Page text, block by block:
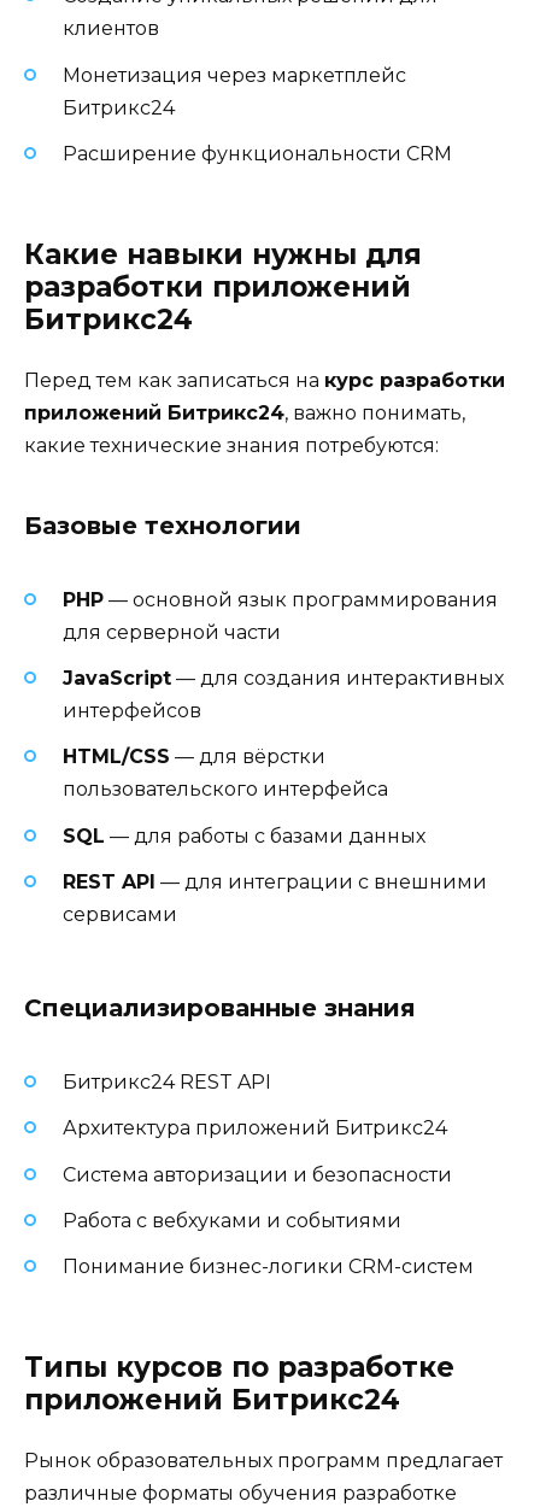
клиентов
Монетизация через маркетплейс
Битрикс24
Расширение функциональности CRM
Какие навыки нужны для
разработки приложений
Битрикс24
Перед тем как записаться на курс разработки
приложений Битрикс24, важно понимать,
какие технические знания потребуются:
Базовые технологии
PHP — основной язык программирования
для серверной части
JavaScript — для создания интерактивных
интерфейсов
HTML/CSS — для вёрстки
пользовательского интерфейса
SQL — для работы с базами данных
REST API — для интеграции с внешними
сервисами
Специализированные знания
Битрикс24 REST API
Архитектура приложений Битрикс24
Система авторизации и безопасности
Работа с вебхуками и событиями
Понимание бизнес-логики CRM-систем
Типы курсов по разработке
приложений Битрикс24
Рынок образовательных программ предлагает
различные форматы обучения разработке